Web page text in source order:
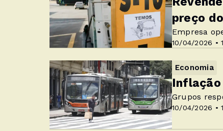
10/04/2026 •
preço
Empresa
Economia
10/04/2026 •
Inflação
Grupos